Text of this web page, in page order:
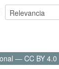
— CC BY 4.0